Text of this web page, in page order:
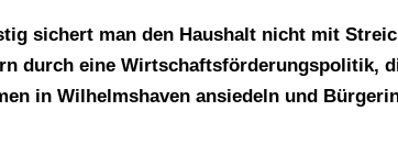
sichert man den Haushalt nicht mit
durch eine Wirtschaftsförderungspolitik,
in Wilhelmshaven ansiedeln und